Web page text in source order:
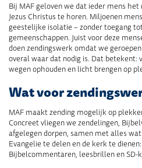
Bij MAF geloven we dat ieder mens
Jezus Christus te horen. Miljoenen
geestelijke isolatie – zonder toegang
gemeenschappen. Juist voor deze
doen zendingswerk omdat we
overal waar dat nodig is. Dat betekent:
wegen ophouden en licht brengen op
Wat voor
MAF maakt zending mogelijk op
Concreet vliegen we zendelingen,
afgelegen dorpen, samen met alles
Evangelie te delen en de kerk te
Bijbelcommentaren, leesbrillen en